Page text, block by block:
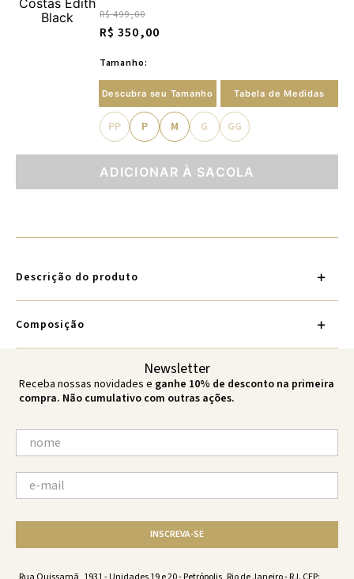
R$ 499,00
R$ 350,00
Tamanho:
Descubra seu Tamanho Tabela de Medidas
PP P M G GG
ADICIONAR À SACOLA
Descrição do produto
Composição
Newsletter
Receba nossas novidades e ganhe 10% de desconto na primeira
compra. Não cumulativo com outras ações.
INSCREVA-SE